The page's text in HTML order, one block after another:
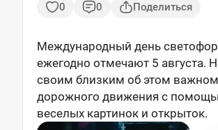
0
0 Поделиться
Международный день
ежегодно отмечают 5 августа.
своим близким об этом
дорожного движения с
веселых картинок и открыток.